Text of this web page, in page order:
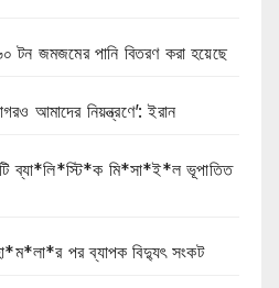
টন জমজমের পানি বিতরণ করা হয়েছে
আমাদের নিয়ন্ত্রণে’: ইরান
ব্যা*লি*স্টি*ক মি*সা*ই*ল ভূপাতিত
পর ব্যাপক বিদ্যুৎ সংকট